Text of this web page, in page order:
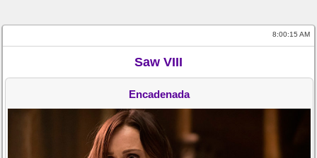
8:00:15 AM
Saw VIII
Encadenada